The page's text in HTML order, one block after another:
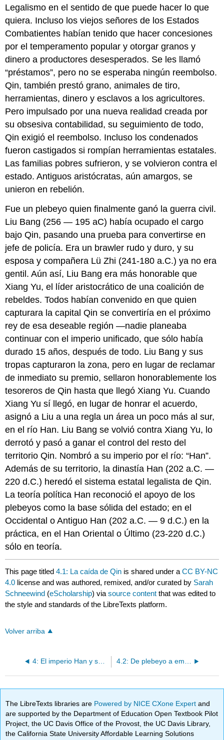
Legalismo en el sentido de que puede hacer lo que
quiera. Incluso los viejos señores de los Estados
Combatientes habían tenido que hacer concesiones
por el temperamento popular y otorgar granos y
dinero a productores desesperados. Se les llamó
“préstamos”, pero no se esperaba ningún reembolso.
Qin, también prestó grano, animales de tiro,
herramientas, dinero y esclavos a los agricultores.
Pero impulsado por una nueva realidad creada por
su obsesiva contabilidad, su seguimiento de todo,
Qin exigió el reembolso. Incluso los condenados
fueron castigados si rompían herramientas estatales.
Las familias pobres sufrieron, y se volvieron contra el
estado. Antiguos aristócratas, aún amargos, se
unieron en rebelión.
Fue un plebeyo quien finalmente ganó la guerra civil.
Liu Bang (256 — 195 aC) había ocupado el cargo
bajo Qin, pasando una prueba para convertirse en
jefe de policía. Era un brawler rudo y duro, y su
esposa y compañera Lü Zhi (241-180 a.C.) ya no era
gentil. Aún así, Liu Bang era más honorable que
Xiang Yu, el líder aristocrático de una coalición de
rebeldes. Todos habían convenido en que quien
capturara la capital Qin se convertiría en el próximo
rey de esa deseable región —nadie planeaba
continuar con el imperio unificado, que sólo había
durado 15 años, después de todo. Liu Bang y sus
tropas capturaron la zona, pero en lugar de reclamar
de inmediato su premio, sellaron honorablemente los
tesoreros de Qin hasta que llegó Xiang Yu. Cuando
Xiang Yu sí llegó, en lugar de honrar el acuerdo,
asignó a Liu a una regla un área un poco más al sur,
en el río Han. Liu Bang se volvió contra Xiang Yu, lo
derrotó y pasó a ganar el control del resto del
territorio Qin. Nombró a su imperio por el río: “Han”.
Además de su territorio, la dinastía Han (202 a.C. —
220 d.C.) heredó el sistema estatal legalista de Qin.
La teoría política Han reconoció el apoyo de los
plebeyos como la base sólida del estado; en el
Occidental o Antiguo Han (202 a.C. — 9 d.C.) en la
práctica, en el Han Oriental o Último (23-220 d.C.)
sólo en teoría.
This page titled4.1: La caída de Qin is shared under aCC BY-NC
4.0 license and was authored, remixed, and/or curated by Sarah
Schneewind (eScholarship) viasource content that was edited to
the style and standards of the LibreTexts platform.
Volver arriba
4: El imperio Han y sus vecinos 4.2: De plebeyo a emperador
The LibreTexts libraries are Powered by NICE CXone Expertand
are supported by the Department of Education Open Textbook Pilot
Project, the UC Davis Office of the Provost, the UC Davis Library,
the California State University Affordable Learning Solutions